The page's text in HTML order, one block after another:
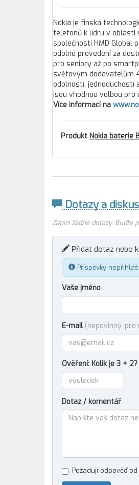
Nokia je finská
telefonů k lídru v oblasti
společností HMD Global
odolné provedení za
pro seniory až po
světovým dodavatelům
odolností,
jsou vhodnou volbou
Více informací na
Produkt Nokia baterie
Dotazy a
Zatím žádné dotazy. Buďte
Přidat dotaz nebo
Příspěvky
Vaše jméno
E-mail (nepovinný, pro
Ověření: Kolik je 3 + 2?
Dotaz / komentář
Požaduji odpověď